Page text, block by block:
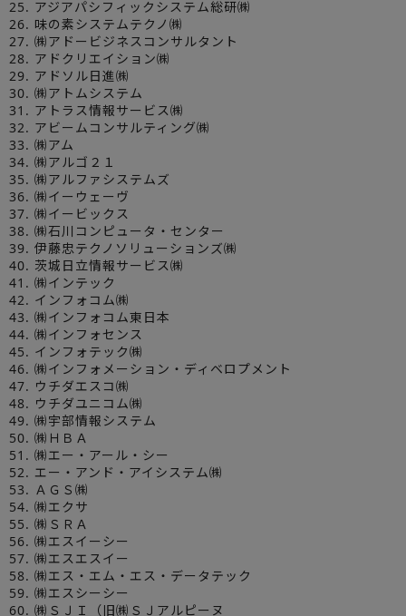
25. アジアパシフィックシステム総研㈱
26. 味の素システムテクノ㈱
27. ㈱アドービジネスコンサルタント
28. アドクリエイション㈱
29. アドソル日進㈱
30. ㈱アトムシステム
31. アトラス情報サービス㈱
32. アビームコンサルティング㈱
33. ㈱アム
34. ㈱アルゴ２１
35. ㈱アルファシステムズ
36. ㈱イーウェーヴ
37. ㈱イービックス
38. ㈱石川コンピュータ・センター
39. 伊藤忠テクノソリューションズ㈱
40. 茨城日立情報サービス㈱
41. ㈱インテック
42. インフォコム㈱
43. ㈱インフォコム東日本
44. ㈱インフォセンス
45. インフォテック㈱
46. ㈱インフォメーション・ディベロプメント
47. ウチダエスコ㈱
48. ウチダユニコム㈱
49. ㈱宇部情報システム
50. ㈱ＨＢＡ
51. ㈱エー・アール・シー
52. エー・アンド・アイシステム㈱
53. ＡＧＳ㈱
54. ㈱エクサ
55. ㈱ＳＲＡ
56. ㈱エスイーシー
57. ㈱エスエスイー
58. ㈱エス・エム・エス・データテック
59. ㈱エスシーシー
60. ㈱ＳＪＩ（旧㈱ＳＪアルピーヌ